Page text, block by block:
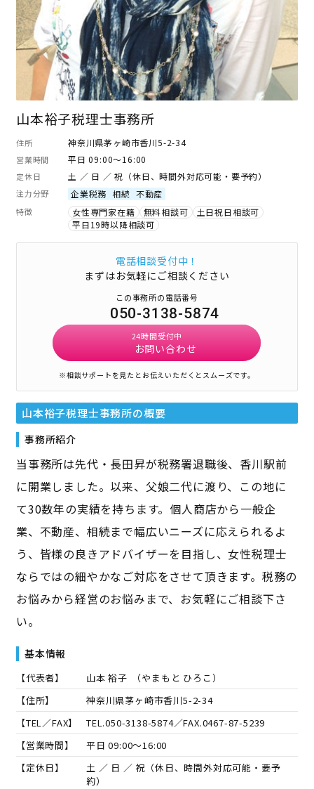
山本裕子税理士事務所
住所 神奈川県茅ヶ崎市香川5-2-34
営業時間 平日 09:00～16:00
定休日 土 ／ 日 ／ 祝（休日、時間外対応可能・要予約）
注力分野 企業税務 相続 不動産
特徴 女性専門家在籍 無料相談可
土日祝日相談可
平日19時以降相談可
電話相談受付中！
まずはお気軽にご相談ください
この事務所の電話番号
050-3138-5874
24時間受付中
お問い合わせ
※相談サポートを見たとお伝えいただくとスムーズです。
山本裕子税理士事務所の概要
事務所紹介
当事務所は先代・長田昇が税務署退職後、香川駅前
に開業しました。以来、父娘二代に渡り、この地に
て30数年の実績を持ちます。個人商店から一般企
業、不動産、相続まで幅広いニーズに応えられるよ
う、皆様の良きアドバイザーを目指し、女性税理士
ならではの細やかなご対応をさせて頂きます。税務の
お悩みから経営のお悩みまで、お気軽にご相談下さ
い。
基本情報
【代表者】 山本 裕子 （やまもと ひろこ）
【住所】
神奈川県茅ヶ崎市香川5-2-34
【TEL／FAX】
TEL.050-3138-5874／FAX.0467-87-5239
【営業時間】
平日 09:00～16:00
【定休日】
土 ／ 日 ／ 祝（休日、時間外対応可能・要予
約）